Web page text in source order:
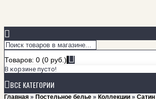
Товаров: 0 (0 руб.)
В корзине пусто!
ВСЕ КАТЕГОРИИ
Главная » Постельное белье » Коллекции » Сатин